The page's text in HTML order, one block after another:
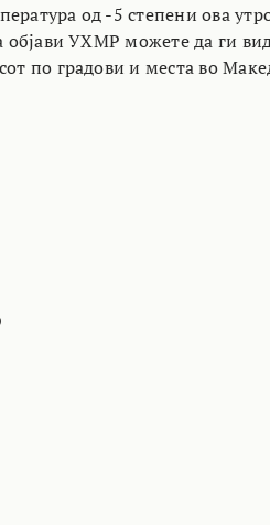
од -5 степени ова
објави УХМР можете да ги
по градови и места во